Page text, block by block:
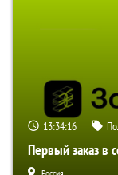
13:34:15
Первый заказ в